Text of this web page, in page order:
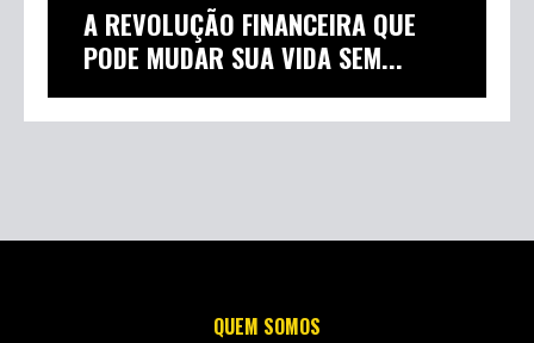
A REVOLUÇÃO FINANCEIRA QUE
PODE MUDAR SUA VIDA SEM...
QUEM SOMOS